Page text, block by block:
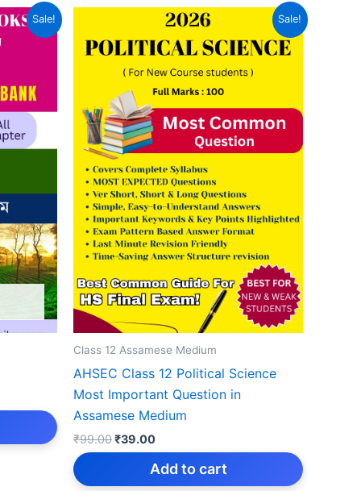
Sale! Sale!
Class 12 Assamese Medium
AHSEC Class 12 Political Science
Most Important Question in
Assamese Medium
₹99.00Original
price
₹39.00Current
price
is:
Add to cart